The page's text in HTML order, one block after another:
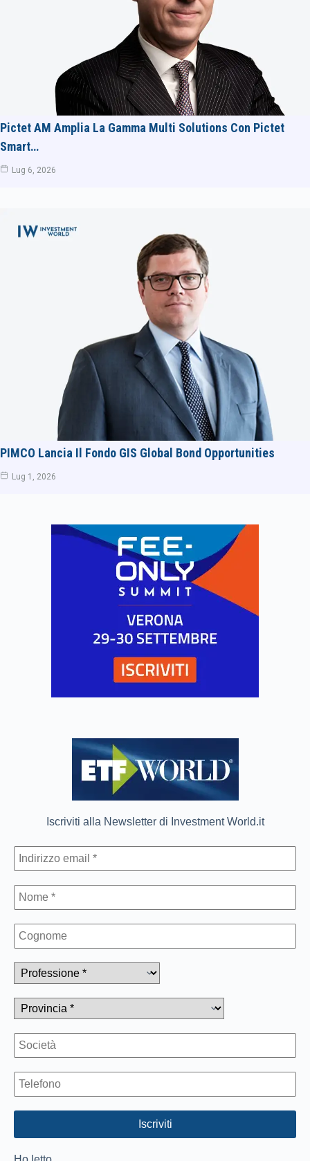
Pictet AM Amplia La Gamma Multi Solutions Con Pictet
Smart…
Lug 6, 2026
PIMCO Lancia Il Fondo GIS Global Bond Opportunities
Lug 1, 2026
Iscriviti alla Newsletter di Investment World.it